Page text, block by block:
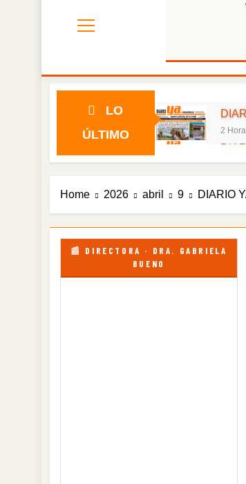
LO
ÚLTIMO
2
2 Días
4 Días
Home 2026 abril 9 DIARIO
📰 DIRECTORA · DRA. GABRIELA
BUENO